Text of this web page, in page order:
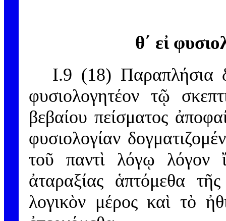
θ´ εἰ
I.9 (18) Παραπλήσια
φυσιολογητέον τῷ
βεβαίου πείσματος
φυσιολογίαν
τοῦ παντὶ λόγῳ λόγον
ἀταραξίας ἁπτόμεθα
λογικὸν μέρος καὶ τὸ